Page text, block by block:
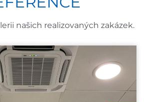
našich realizovaných zakázek.